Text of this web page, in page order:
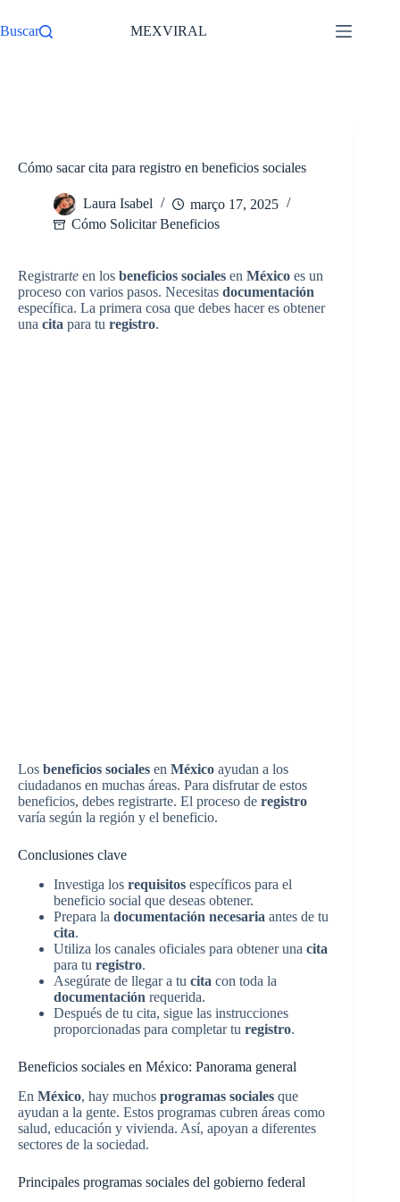
para
o
Buscar MEXVIRAL
Cómo sacar cita para registro en beneficios sociales
Laura Isabel
março 17, 2025
Cómo Solicitar Beneficios
Registrarte en los beneficios sociales en México es un
proceso con varios pasos. Necesitas documentación
específica. La primera cosa que debes hacer es obtener
una cita para tu registro.
Los beneficios sociales en México ayudan a los
ciudadanos en muchas áreas. Para disfrutar de estos
beneficios, debes registrarte. El proceso de registro
varía según la región y el beneficio.
Conclusiones clave
Investiga los requisitos específicos para el
beneficio social que deseas obtener.
Prepara la documentación necesaria antes de tu
cita.
Utiliza los canales oficiales para obtener una cita
para tu registro.
Asegúrate de llegar a tu cita con toda la
documentación requerida.
Después de tu cita, sigue las instrucciones
proporcionadas para completar tu registro.
Beneficios sociales en México: Panorama general
En México, hay muchos programas sociales que
ayudan a la gente. Estos programas cubren áreas como
salud, educación y vivienda. Así, apoyan a diferentes
sectores de la sociedad.
Principales programas sociales del gobierno federal